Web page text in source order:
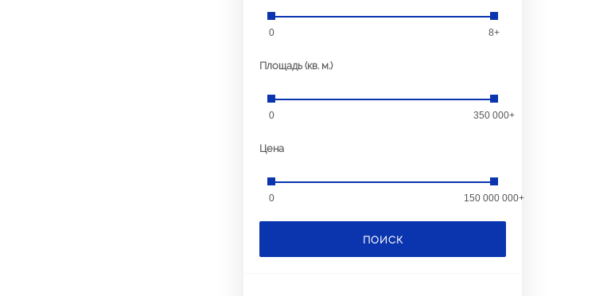
0 8+
Площадь (кв. м.)
0 350 000+
Цена
0 150 000 000+
ПОИСК